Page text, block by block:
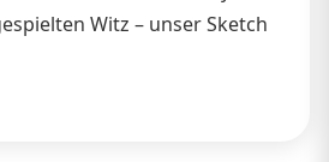
Witz – unser Sketch